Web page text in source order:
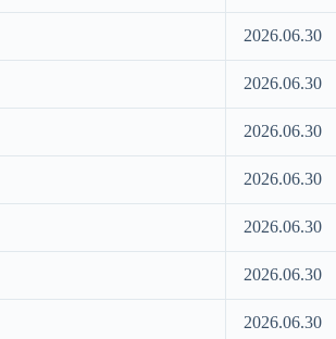
2026.06.30
2026.06.30
2026.06.30
2026.06.30
2026.06.30
2026.06.30
2026.06.30